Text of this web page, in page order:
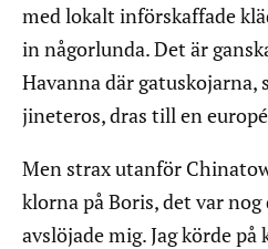
med lokalt införskaffade
in någorlunda. Det är
Havanna där gatuskojarna,
jineteros, dras till en
Men strax utanför
klorna på Boris, det var
avslöjade mig. Jag körde